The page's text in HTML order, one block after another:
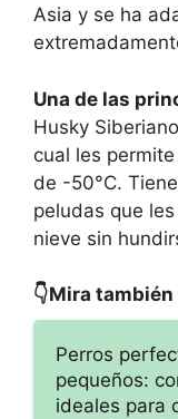
Asia y se ha
Una de las
Husky
cual les
de -50°C.
peludas que
nieve sin
👇Mira también
Perros
pequeños:
ideales para